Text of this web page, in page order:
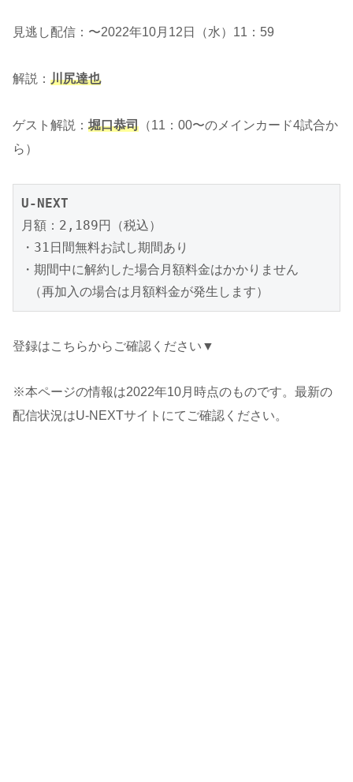
見逃し配信：〜2022年10月12日（水）11：59
解説： 川尻達也
ゲスト解説： 堀口恭司 （11：00〜のメインカード4試合か
ら）
U-NEXT
月額：2,189円（税込）
・31日間無料お試し期間あり
・期間中に解約した場合月額料金はかかりません
（再加入の場合は月額料金が発生します）
登録はこちらからご確認ください▼
※本ページの情報は2022年10月時点のものです。最新の
配信状況はU-NEXTサイトにてご確認ください。